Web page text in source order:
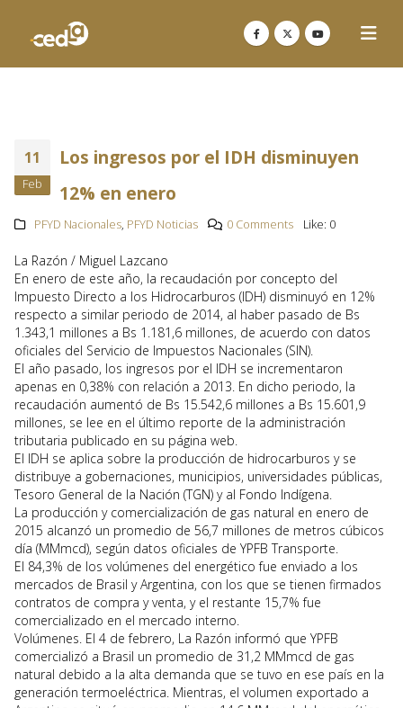
11
Feb
Los ingresos por el IDH disminuyen
12% en enero
PFYD Nacionales, PFYD Noticias 0 Comments Like: 0
La Razón / Miguel Lazcano
En enero de este año, la recaudación por concepto del
Impuesto Directo a los Hidrocarburos (IDH) disminuyó en 12%
respecto a similar periodo de 2014, al haber pasado de Bs
1.343,1 millones a Bs 1.181,6 millones, de acuerdo con datos
oficiales del Servicio de Impuestos Nacionales (SIN).
El año pasado, los ingresos por el IDH se incrementaron
apenas en 0,38% con relación a 2013. En dicho periodo, la
recaudación aumentó de Bs 15.542,6 millones a Bs 15.601,9
millones, se lee en el último reporte de la administración
tributaria publicado en su página web.
El IDH se aplica sobre la producción de hidrocarburos y se
distribuye a gobernaciones, municipios, universidades públicas,
Tesoro General de la Nación (TGN) y al Fondo Indígena.
La producción y comercialización de gas natural en enero de
2015 alcanzó un promedio de 56,7 millones de metros cúbicos
día (MMmcd), según datos oficiales de YPFB Transporte.
El 84,3% de los volúmenes del energético fue enviado a los
mercados de Brasil y Argentina, con los que se tienen firmados
contratos de compra y venta, y el restante 15,7% fue
comercializado en el mercado interno.
Volúmenes. El 4 de febrero, La Razón informó que YPFB
comercializó a Brasil un promedio de 31,2 MMmcd de gas
natural debido a la alta demanda que se tuvo en ese país en la
generación termoeléctrica. Mientras, el volumen exportado a